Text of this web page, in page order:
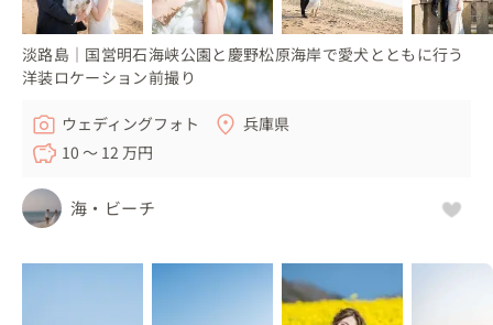
淡路島｜国営明石海峡公園と慶野松原海岸で愛犬とともに行う
洋装ロケーション前撮り
ウェディングフォト
兵庫県
10 〜 12 万円
海・ビーチ